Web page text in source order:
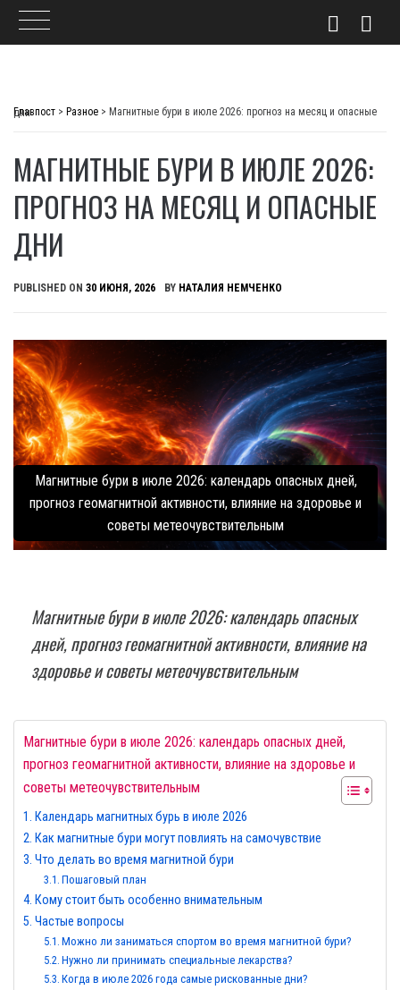
Главпост > Разное >
Магнитные бури в июле 2026: прогноз на месяц и опасные дни
МАГНИТНЫЕ БУРИ В ИЮЛЕ 2026:
ПРОГНОЗ НА МЕСЯЦ И ОПАСНЫЕ
ДНИ
PUBLISHED ON 30 ИЮНЯ, 2026 BY НАТАЛИЯ НЕМЧЕНКО
Магнитные бури в июле 2026: календарь опасных дней,
прогноз геомагнитной активности, влияние на здоровье и
советы метеочувствительным
Магнитные бури в июле 2026: календарь опасных
дней, прогноз геомагнитной активности, влияние на
здоровье и советы метеочувствительным
Магнитные бури в июле 2026: календарь опасных дней,
прогноз геомагнитной активности, влияние на здоровье и
советы метеочувствительным
Календарь магнитных бурь в июле 2026
Как магнитные бури могут повлиять на самочувствие
Что делать во время магнитной бури
Пошаговый план
Кому стоит быть особенно внимательным
Частые вопросы
Можно ли заниматься спортом во время магнитной бури?
Нужно ли принимать специальные лекарства?
Когда в июле 2026 года самые рискованные дни?